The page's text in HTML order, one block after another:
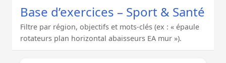
Base d’exercices – Sport & Santé
Filtre par région, objectifs et mots-clés (ex : « épaule
rotateurs plan horizontal abaisseurs EA mur »).